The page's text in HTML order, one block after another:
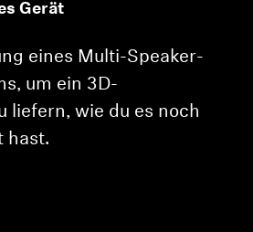
Gerät
eines Multi-Speaker-
um ein 3D-
liefern, wie du es noch
hast.